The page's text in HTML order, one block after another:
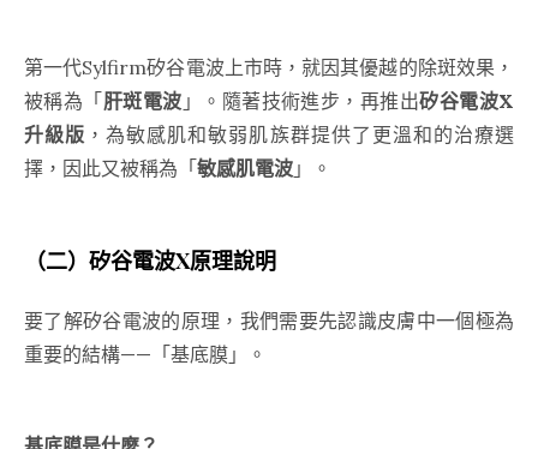
第一代Sylfirm矽谷電波上市時，就因其優越的除斑效果，
被稱為「肝斑電波 」。隨著技術進步，再推出矽谷電波X
升級版 ，為敏感肌和敏弱肌族群提供了更溫和的治療選
擇，因此又被稱為「敏感肌電波 」。
（二）矽谷電波X原理說明
要了解矽谷電波的原理，我們需要先認識皮膚中一個極為
重要的結構——「基底膜」。